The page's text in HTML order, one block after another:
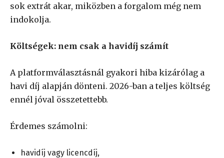
sok extrát akar, miközben a forgalom még nem
indokolja.
Költségek: nem csak a havidíj számít
A platformválasztásnál gyakori hiba kizárólag a
havi díj alapján dönteni. 2026-ban a teljes költség
ennél jóval összetettebb.
Érdemes számolni:
havidíj vagy licencdíj,